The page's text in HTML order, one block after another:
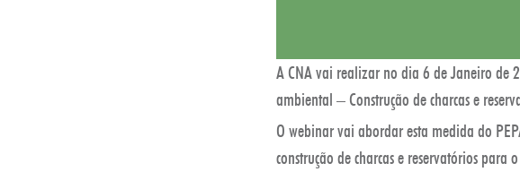
A CNA vai realizar no dia 6 de Janeiro de
ambiental – Construção de charcas e
O webinar vai abordar esta medida do
construção de charcas e reservatórios